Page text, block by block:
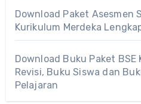
Download Paket Asesmen
Kurikulum Merdeka
Download Buku Paket BSE
Revisi, Buku Siswa dan
Pelajaran